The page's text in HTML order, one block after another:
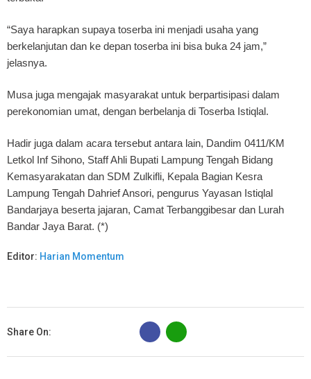
“Saya harapkan supaya toserba ini menjadi usaha yang
berkelanjutan dan ke depan toserba ini bisa buka 24 jam,”
jelasnya.
Musa juga mengajak masyarakat untuk berpartisipasi dalam
perekonomian umat, dengan berbelanja di Toserba Istiqlal.
Hadir juga dalam acara tersebut antara lain, Dandim 0411/KM
Letkol Inf Sihono, Staff Ahli Bupati Lampung Tengah Bidang
Kemasyarakatan dan SDM Zulkifli, Kepala Bagian Kesra
Lampung Tengah Dahrief Ansori, pengurus Yayasan Istiqlal
Bandarjaya beserta jajaran, Camat Terbanggibesar dan Lurah
Bandar Jaya Barat. (*)
Editor: Harian Momentum
Share On:
B